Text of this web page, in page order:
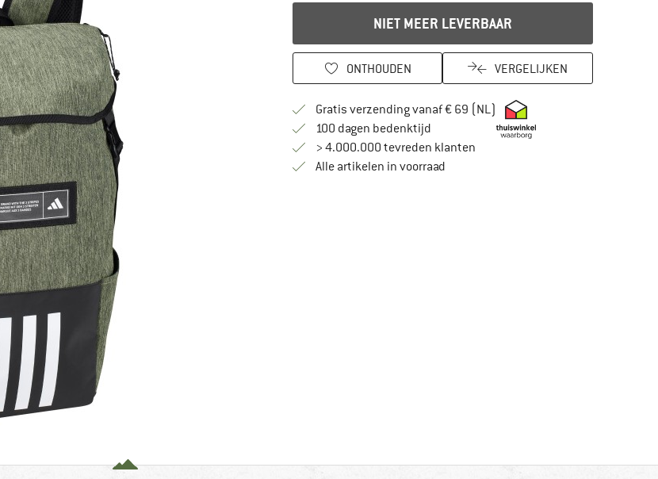
NIET MEER LEVERBAAR
ONTHOUDEN VERGELIJKEN
Gratis verzending vanaf € 69 (NL) Vind hier de
100 dagen bedenktijdVind de betalingsinformatie hier! Opent in
> 4.000.000 tevreden klanten
Alle artikelen in voorraad